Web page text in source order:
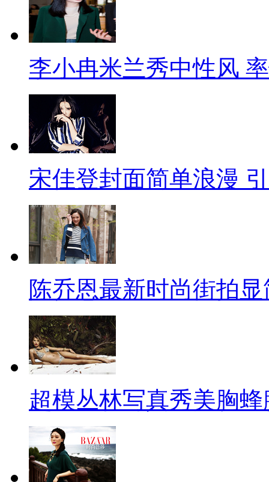
李小冉米兰秀中性风
宋佳登封面简单浪漫
陈乔恩最新时尚街拍
超模丛林写真秀美胸蜂